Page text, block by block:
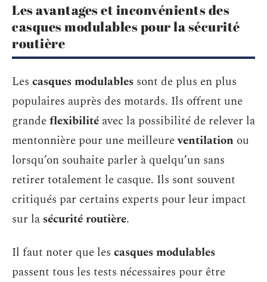
Les avantages et inconvénients des
casques modulables pour la sécurité
routière
Les casques modulables sont de plus en plus
populaires auprès des motards. Ils offrent une
grandeflexibilité avec la possibilité de relever la
mentonnière pour une meilleureventilation ou
lorsqu’on souhaite parler à quelqu’un sans
retirer totalement le casque. Ils sont souvent
critiqués par certains experts pour leur impact
sur la sécurité routière.
Il faut noter que les casques modulables
passent tous les tests nécessaires pour être